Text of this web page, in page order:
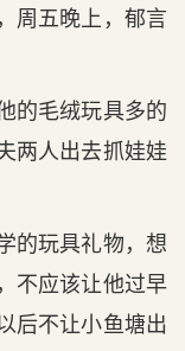
周五晚上，郁言
的毛绒玩具多的
两人出去抓娃娃
的玩具礼物，想
不应该让他过早
后不让小鱼塘出